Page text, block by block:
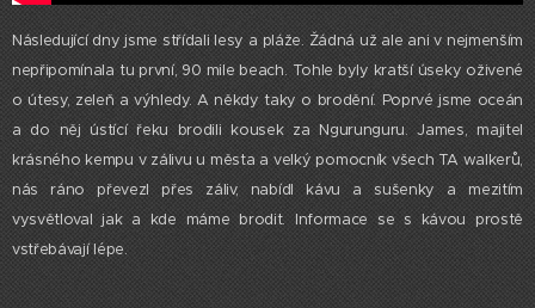
Následující dny jsme střídali lesy a pláže. Žádná už ale ani v nejmenším
nepřipomínala tu první, 90 mile beach. Tohle byly kratší úseky oživené
o útesy, zeleň a výhledy. A někdy taky o brodění. Poprvé jsme oceán
a do něj ústící řeku brodili kousek za Ngurunguru. James, majitel
krásného kempu v zálivu u města a velký pomocník všech TA walkerů,
nás ráno převezl přes záliv, nabídl kávu a sušenky a mezitím
vysvětloval jak a kde máme brodit. Informace se s kávou prostě
vstřebávají lépe.